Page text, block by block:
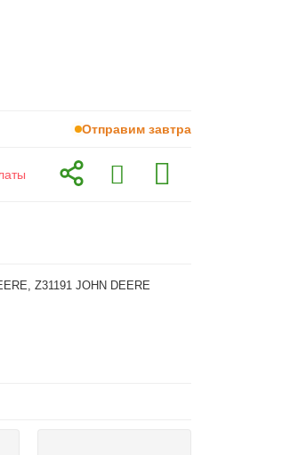
Отправим завтра
Z31191 JOHN DEERE